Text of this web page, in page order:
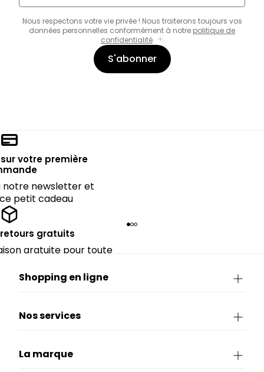
Nous respectons votre vie privée ! Nous traiterons toujours vos
données personnelles conformément à notre politique de
confidentialité.
S'abonner
votre première
notre newsletter et
petit cadeau
gratuits
gratuite pour toute
Shopping en ligne
Nos services
La marque